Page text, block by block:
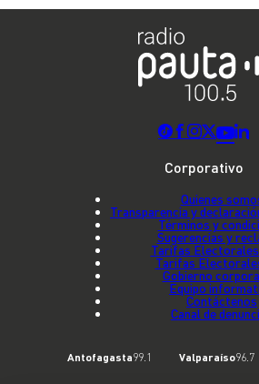
Corporativo
Quienes
Transparencia y
Términos y
Sugerencias y
Tarifas
Tarifas
Gobierno
Equipo
Contáctenos
Canal de
Antofagasta99.1 Valparaíso96.7